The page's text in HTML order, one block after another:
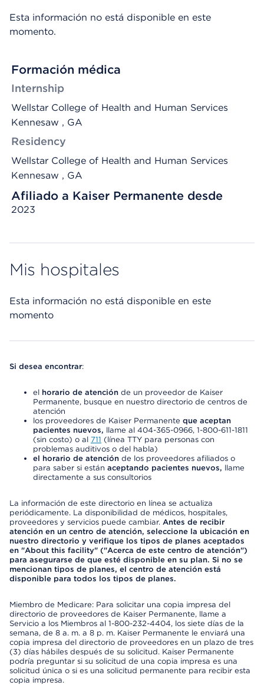
Esta información no está disponible en este
momento.
Formación médica
Internship
Wellstar College of Health and Human Services
Kennesaw , GA
Residency
Wellstar College of Health and Human Services
Kennesaw , GA
Afiliado a Kaiser Permanente desde
2023
Mis hospitales
Esta información no está disponible en este
momento
Si desea encontrar:
el horario de atención de un proveedor de Kaiser
Permanente, busque en nuestro directorio de centros de
atención
los proveedores de Kaiser Permanente que aceptan
pacientes nuevos, llame al 404-365-0966, 1-800-611-1811
(sin costo) o al 711 (línea TTY para personas con
problemas auditivos o del habla)
el horario de atención de los proveedores afiliados o
para saber si están aceptando pacientes nuevos, llame
directamente a sus consultorios
La información de este directorio en línea se actualiza
periódicamente. La disponibilidad de médicos, hospitales,
proveedores y servicios puede cambiar. Antes de recibir
atención en un centro de atención, seleccione la ubicación en
nuestro directorio y verifique los tipos de planes aceptados
en "About this facility" ("Acerca de este centro de atención")
para asegurarse de que esté disponible en su plan. Si no se
mencionan tipos de planes, el centro de atención está
disponible para todos los tipos de planes.
Miembro de Medicare: Para solicitar una copia impresa del
directorio de proveedores de Kaiser Permanente, llame a
Servicio a los Miembros al 1-800-232-4404, los siete días de la
semana, de 8 a. m. a 8 p. m. Kaiser Permanente le enviará una
copia impresa del directorio de proveedores en un plazo de tres
(3) días hábiles después de su solicitud. Kaiser Permanente
podría preguntar si su solicitud de una copia impresa es una
solicitud única o si es una solicitud permanente para recibir esta
copia impresa.